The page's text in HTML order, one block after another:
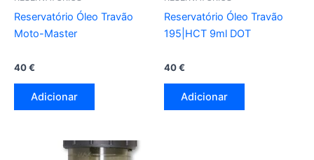
Reservatório Óleo Travão
Moto-Master
40€
Adicionar
Reservatório Óleo Travão
195|HCT 9ml DOT
40€
Adicionar